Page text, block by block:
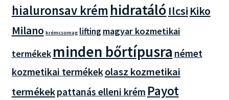
hialuronsav krémhidratáló Ilcsi Kiko
Milano krémcsomag lifting magyar kozmetikai
termékek minden bőrtípusra német
kozmetikai termékekolasz kozmetikai
termékekpattanás elleni krém Payot